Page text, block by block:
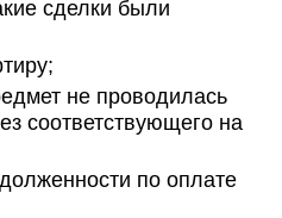
сделки были
не проводилась
соответствующего на
по оплате